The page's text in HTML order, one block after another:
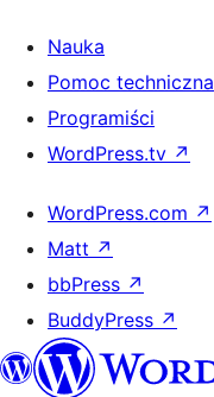
Nauka
Pomoc techniczna
Programiści
WordPress.tv ↗
WordPress.com ↗
Matt ↗
bbPress ↗
BuddyPress ↗